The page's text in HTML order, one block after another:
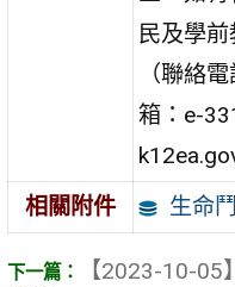
民及學
（聯絡
箱：e-
相關附件
生命
【2023-10-05】